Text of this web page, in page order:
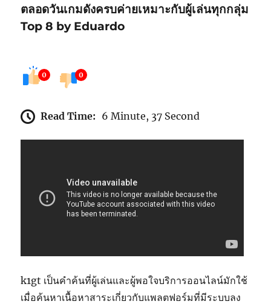
ตลอดวันเกมดังครบค่ายเหมาะกับผู้เล่นทุกกลุ่ม
Top 8 by Eduardo
0 0
Read Time: 6 Minute, 37 Second
k1gt เป็นคำค้นที่ผู้เล่นและผู้พอใจบริการออนไลน์มักใช้
เมื่อค้นหาเนื้อหาสาระเกี่ยวกับแพลตฟอร์มที่มีระบบลง